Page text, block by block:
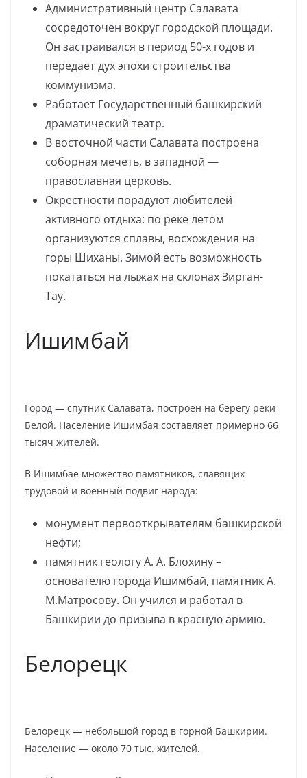
Административный центр Салавата
сосредоточен вокруг городской площади.
Он застраивался в период 50-х годов и
передает дух эпохи строительства
коммунизма.
Работает Государственный башкирский
драматический театр.
В восточной части Салавата построена
соборная мечеть, в западной —
православная церковь.
Окрестности порадуют любителей
активного отдыха: по реке летом
организуются сплавы, восхождения на
горы Шиханы. Зимой есть возможность
покататься на лыжах на склонах Зирган-
Тау.
Ишимбай
Город — спутник Салавата, построен на берегу реки
Белой. Население Ишимбая составляет примерно 66
тысяч жителей.
В Ишимбае множество памятников, славящих
трудовой и военный подвиг народа:
монумент первооткрывателям башкирской
нефти;
памятник геологу А. А. Блохину –
основателю города Ишимбай, памятник А.
М.Матросову. Он учился и работал в
Башкирии до призыва в красную армию.
Белорецк
Белорецк — небольшой город в горной Башкирии.
Население — около 70 тыс. жителей.